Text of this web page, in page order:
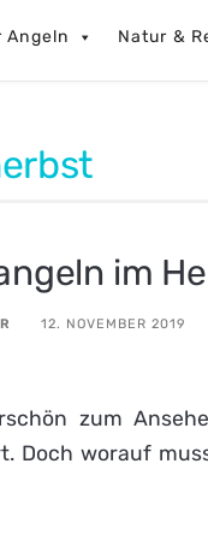
Angeln Natur &
im
12. NOVEMBER 2019
zum
Doch worauf